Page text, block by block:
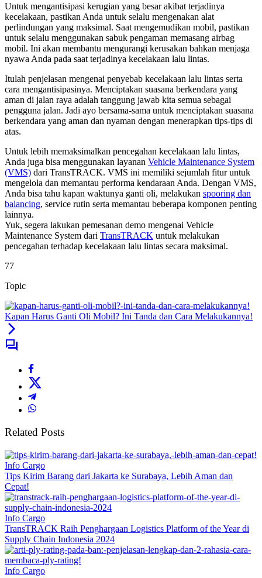
Untuk mengantisipasi kerugian yang besar akibat terjadinya
kecelakaan, pastikan Anda untuk selalu mengenakan alat
perlindungan yang maksimal. Saat mengemudikan mobil, pastikan
untuk selalu menggunakan sabuk pengaman memasang airbag
mobil. Ini akan membantu mengurangi kerusakan bahkan menjaga
nyawa Anda pada saat terjadinya kecelakaan lalu lintas.
Itulah penjelasan mengenai penyebab kecelakaan lalu lintas serta
cara mengantisipasinya. Menciptakan suasana berkendara yang
aman di jalan raya adalah tanggung jawab kita semua sebagai
pengguna jalan. Jadi ayo bersama-sama untuk menciptakan suasana
berkendara yang aman dan nyaman dengan menerapkan tips-tips di
atas.
Untuk lebih memaksimalkan pencegahan kecelakaan lalu lintas,
Anda juga bisa menggunakan layanan Vehicle Maintenance System
(VMS) dari TransTRACK. VMS ini memiliki sejumlah fitur untuk
mengelola dan memantau performa kendaraan Anda. Dengan VMS,
Anda bisa tahu kapan waktunya ganti oli, melakukan spooring dan
balancing, service rutin serta memantau beberapa komponen penting
lainnya.
Yuk, segera lakukan pemesanan demo mengenai Vehicle
Maintenance System dari TransTRACK untuk melakukan
pencegahan terhadap kecelakaan lalu lintas secara maksimal.
77
Topic
Kapan Harus Ganti Oli Mobil? Ini Tanda dan Cara Melakukannya!
Related Posts
Info Cargo
Tips Kirim Barang dari Jakarta ke Surabaya, Lebih Aman dan
Cepat!
Info Cargo
TransTRACK Raih Penghargaan Logistics Platform of the Year di
Supply Chain Indonesia 2024
Info Cargo